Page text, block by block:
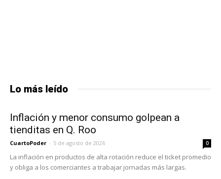
Lo más leído
Inflación y menor consumo golpean a
tienditas en Q. Roo
CuartoPoder - 5 de agosto de 2026 0
La inflación en productos de alta rotación reduce el ticket promedio
y obliga a los comerciantes a trabajar jornadas más largas.